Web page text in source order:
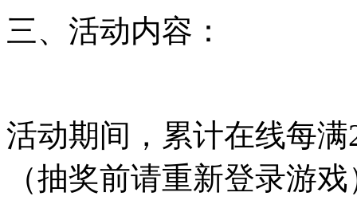
三、活动内容：
活动期间，累计在线每
（抽奖前请重新登录游戏